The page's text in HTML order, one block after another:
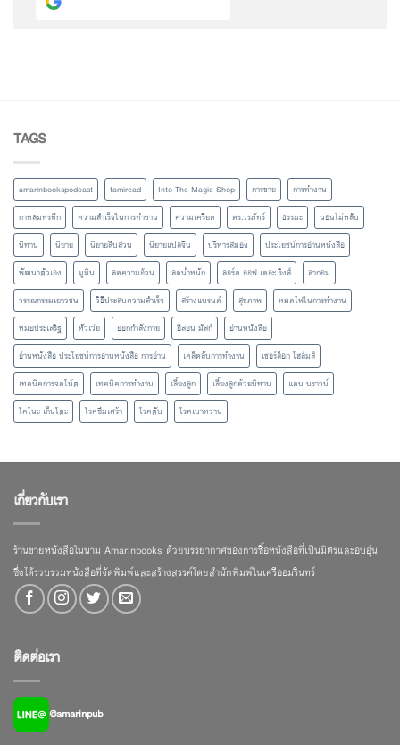
TAGS
amarinbookspodcast famiread Into The Magic Shop การขาย
การทำงาน
กาหลมหรทึก
ความสำเร็จในการทำงาน ความเครียด ดร.วรภัทร์ ธรรมะ
นอนไม่หลับ
นิทาน
นิยาย นิยายสืบสวน นิยายแปลจีน บริหารสมอง
ประโยชน์การอ่านหนังสือ
พัฒนาตัวเอง
มูมิน ลดความอ้วน ลดน้ำหนัก ลอร์ด ออฟ เดอะ ริงส์
ลากอม
วรรณกรรมเยาวชน
วิธีประสบความสำเร็จ สร้างแบรนด์ สุขภาพ
หมดไฟในการทำงาน
หมอประเสริฐ
หัวเว่ย ออกกำลังกาย อีลอน มัสก์
อ่านหนังสือ
อ่านหนังสือ ประโยชน์การอ่านหนังสือ การอ่าน
เคล็ดลับการทำงาน
เชอร์ล็อก โฮล์มส์
เทคนิคการจดโน้ต
เทคนิคการทำงาน เลี้ยงลูก เลี้ยงลูกด้วยนิทาน
แดน บราวน์
โคโนะ เก็นโตะ
โรคซึมเศร้า โรคตับ โรคเบาหวาน
เกี่ยวกับเรา
ร้านขายหนังสือในนาม Amarinbooks ด้วยบรรยากาศของการซื้อหนังสือที่เป็นมิตรและอบอุ่น
ซึ่งได้รวบรวมหนังสือที่จัดพิมพ์และสร้างสรรค์โดยสำนักพิมพ์ในเครืออมรินทร์
ติดต่อเรา
@amarinpub